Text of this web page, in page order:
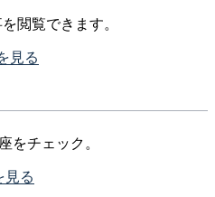
閲覧できます。
見る
をチェック。
見る